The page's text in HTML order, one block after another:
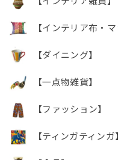
【インテリア布・マ
【ダイニング】
【一点物雑貨】
【ファッション】
【ティンガティンガ